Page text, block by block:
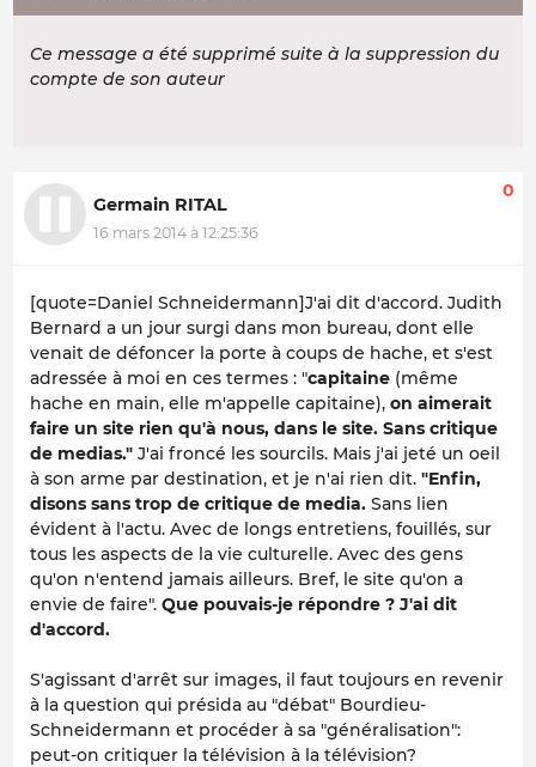
Ce message a été supprimé suite à la suppression du
compte de son auteur
Germain RITAL
16 mars 2014 à 12:25:36
0
[quote=Daniel Schneidermann]J'ai dit d'accord. Judith
Bernard a un jour surgi dans mon bureau, dont elle
venait de défoncer la porte à coups de hache, et s'est
adressée à moi en ces termes : "capitaine (même
hache en main, elle m'appelle capitaine), on aimerait
faire un site rien qu'à nous, dans le site. Sans critique
de medias." J'ai froncé les sourcils. Mais j'ai jeté un oeil
à son arme par destination, et je n'ai rien dit. "Enfin,
disons sans trop de critique de media. Sans lien
évident à l'actu. Avec de longs entretiens, fouillés, sur
tous les aspects de la vie culturelle. Avec des gens
qu'on n'entend jamais ailleurs. Bref, le site qu'on a
envie de faire". Que pouvais-je répondre ? J'ai dit
d'accord.
S'agissant d'arrêt sur images, il faut toujours en revenir
à la question qui présida au "débat" Bourdieu-
Schneidermann et procéder à sa "généralisation":
peut-on critiquer la télévision à la télévision?